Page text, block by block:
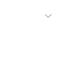
комфортное
и
могу